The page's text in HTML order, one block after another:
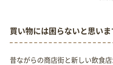
買い物には困らないと思いま
昔ながらの商店街と新しい飲食